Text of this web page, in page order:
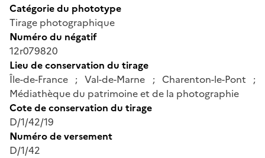
Catégorie du phototype
Tirage photographique
Numéro du négatif
12r079820
Lieu de conservation du tirage
Île-de-France ; Val-de-Marne ; Charenton-le-Pont ;
Médiathèque du patrimoine et de la photographie
Cote de conservation du tirage
D/1/42/19
Numéro de versement
D/1/42